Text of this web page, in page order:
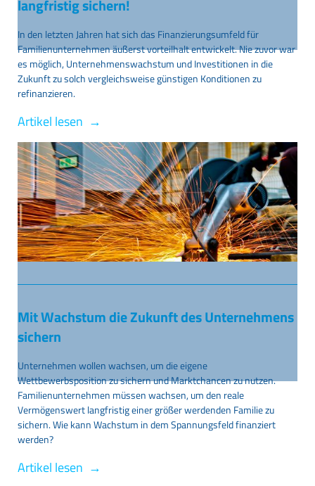
langfristig sichern!
In den letzten Jahren hat sich das Finanzierungsumfeld für
Familienunternehmen äußerst vorteilhalt entwickelt. Nie zuvor war
es möglich, Unternehmenswachstum und Investitionen in die
Zukunft zu solch vergleichsweise günstigen Konditionen zu
refinanzieren.
Artikel lesen →
Mit Wachstum die Zukunft des Unternehmens
sichern
Unternehmen wollen wachsen, um die eigene
Wettbewerbsposition zu sichern und Marktchancen zu nutzen.
Familienunternehmen müssen wachsen, um den reale
Vermögenswert langfristig einer größer werdenden Familie zu
sichern. Wie kann Wachstum in dem Spannungsfeld finanziert
werden?
Artikel lesen →